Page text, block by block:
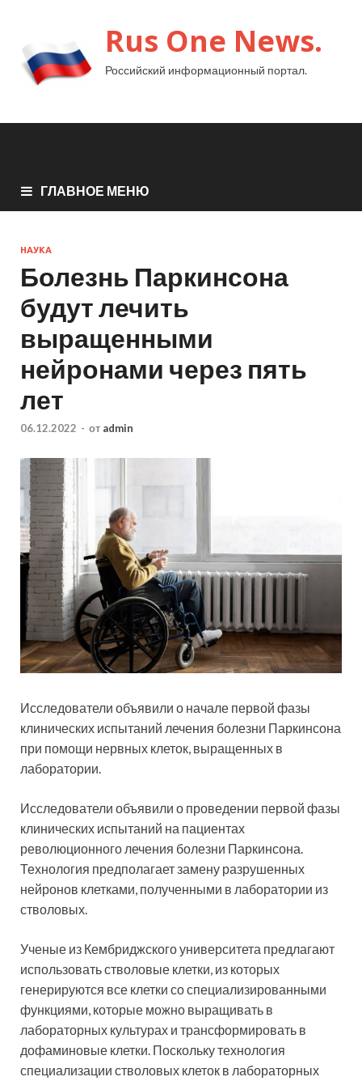
Rus One News.
Российский информационный портал.
ГЛАВНОЕ МЕНЮ
НАУКА
Болезнь Паркинсона
будут лечить
выращенными
нейронами через пять
лет
06.12.2022 - от admin
Исследователи объявили о начале первой фазы
клинических испытаний лечения болезни Паркинсона
при помощи нервных клеток, выращенных в
лаборатории.
Исследователи объявили о проведении первой фазы
клинических испытаний на пациентах
революционного лечения болезни Паркинсона.
Технология предполагает замену разрушенных
нейронов клетками, полученными в лаборатории из
стволовых.
Ученые из Кембриджского университета предлагают
использовать стволовые клетки, из которых
генерируются все клетки со специализированными
функциями, которые можно выращивать в
лабораторных культурах и трансформировать в
дофаминовые клетки. Поскольку технология
специализации стволовых клеток в лабораторных